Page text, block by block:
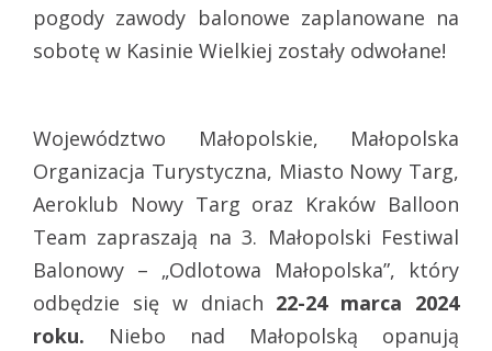
pogody zawody balonowe zaplanowane na
sobotę w Kasinie Wielkiej zostały odwołane!
Województwo Małopolskie, Małopolska
Organizacja Turystyczna, Miasto Nowy Targ,
Aeroklub Nowy Targ oraz Kraków Balloon
Team zapraszają na 3. Małopolski Festiwal
Balonowy – „Odlotowa Małopolska”, który
odbędzie się w dniach 22-24 marca 2024
roku. Niebo nad Małopolską opanują